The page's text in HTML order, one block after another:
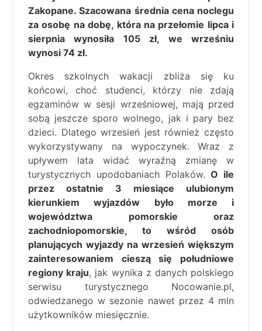
Zakopane. Szacowana średnia cena noclegu
za osobę na dobę, która na przełomie lipca i
sierpnia wynosiła 105 zł, we wrześniu
wynosi 74 zł.
Okres szkolnych wakacji zbliża się ku
końcowi, choć studenci, którzy nie zdają
egzaminów w sesji wrześniowej, mają przed
sobą jeszcze sporo wolnego, jak i pary bez
dzieci. Dlatego wrzesień jest również często
wykorzystywany na wypoczynek. Wraz z
upływem lata widać wyraźną zmianę w
turystycznych upodobaniach Polaków.O ile
przez ostatnie 3 miesiące ulubionym
kierunkiem wyjazdów było morze i
województwa pomorskie oraz
zachodniopomorskie, to wśród osób
planujących wyjazdy na wrzesień większym
zainteresowaniem cieszą się południowe
regiony kraju, jak wynika z danych polskiego
serwisu turystycznego Nocowanie.pl,
odwiedzanego w sezonie nawet przez 4 mln
użytkowników miesięcznie.